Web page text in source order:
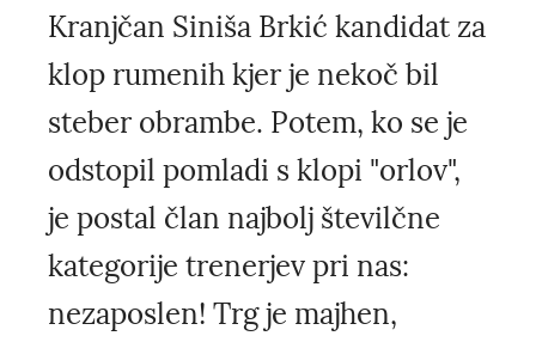
Kranjčan Siniša Brkić kandidat za
klop rumenih kjer je nekoč bil
steber obrambe. Potem, ko se je
odstopil pomladi s klopi "orlov",
je postal član najbolj številčne
kategorije trenerjev pri nas:
nezaposlen! Trg je majhen,